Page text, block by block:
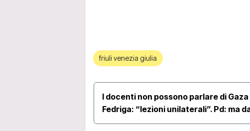
friuli venezia giulia
I docenti non possono parlare di
Fedriga: “lezioni unilaterali”. Pd: ma